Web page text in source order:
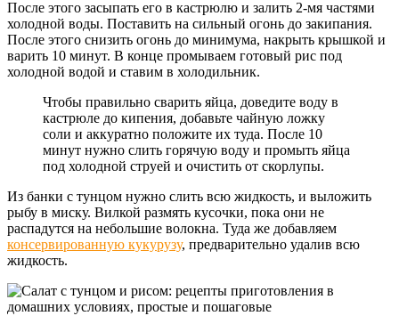
После этого засыпать его в кастрюлю и залить 2-мя частями
холодной воды. Поставить на сильный огонь до закипания.
После этого снизить огонь до минимума, накрыть крышкой и
варить 10 минут. В конце промываем готовый рис под
холодной водой и ставим в холодильник.
Чтобы правильно сварить яйца, доведите воду в
кастрюле до кипения, добавьте чайную ложку
соли и аккуратно положите их туда. После 10
минут нужно слить горячую воду и промыть яйца
под холодной струей и очистить от скорлупы.
Из банки с тунцом нужно слить всю жидкость, и выложить
рыбу в миску. Вилкой размять кусочки, пока они не
распадутся на небольшие волокна. Туда же добавляем
консервированную кукурузу, предварительно удалив всю
жидкость.